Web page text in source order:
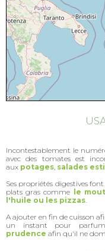
Incontestablement le
avec des tomates est
aux potages, salades
Ses propriétés digestives
plats gras comme
le
l'huile ou les pizzas.
A ajouter en fin de cuisson
un instant pour
prudence afin qu'il ne